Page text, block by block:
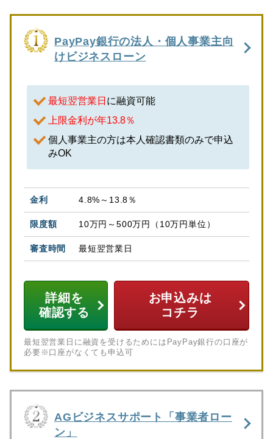
PayPay銀行の法人・個人事業主向
けビジネスローン
最短翌営業日 に融資可能
上限金利が年13.8％
個人事業主の方は本人確認書類のみで申込
みOK
4.8%～13.8％
10万円～500万円（10万円単位）
最短翌営業日
詳細を
確認する
お申込みは
コチラ
最短翌営業日に融資を受けるためにはPayPay銀行の口座が
必要※口座がなくても申込可
AGビジネスサポート「事業者ロー
ン」